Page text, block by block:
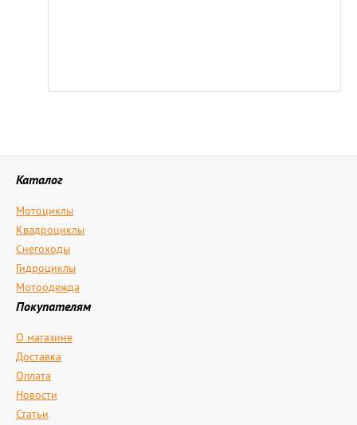
Каталог
Мотоциклы
Квадроциклы
Снегоходы
Гидроциклы
Мотоодежда
Покупателям
О магазине
Доставка
Оплата
Новости
Статьи